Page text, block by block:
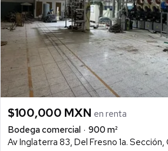
$100,000 MXN en renta
Bodega comercial
900 m²
Av Inglaterra 83, Del Fresno 1a. Sección,